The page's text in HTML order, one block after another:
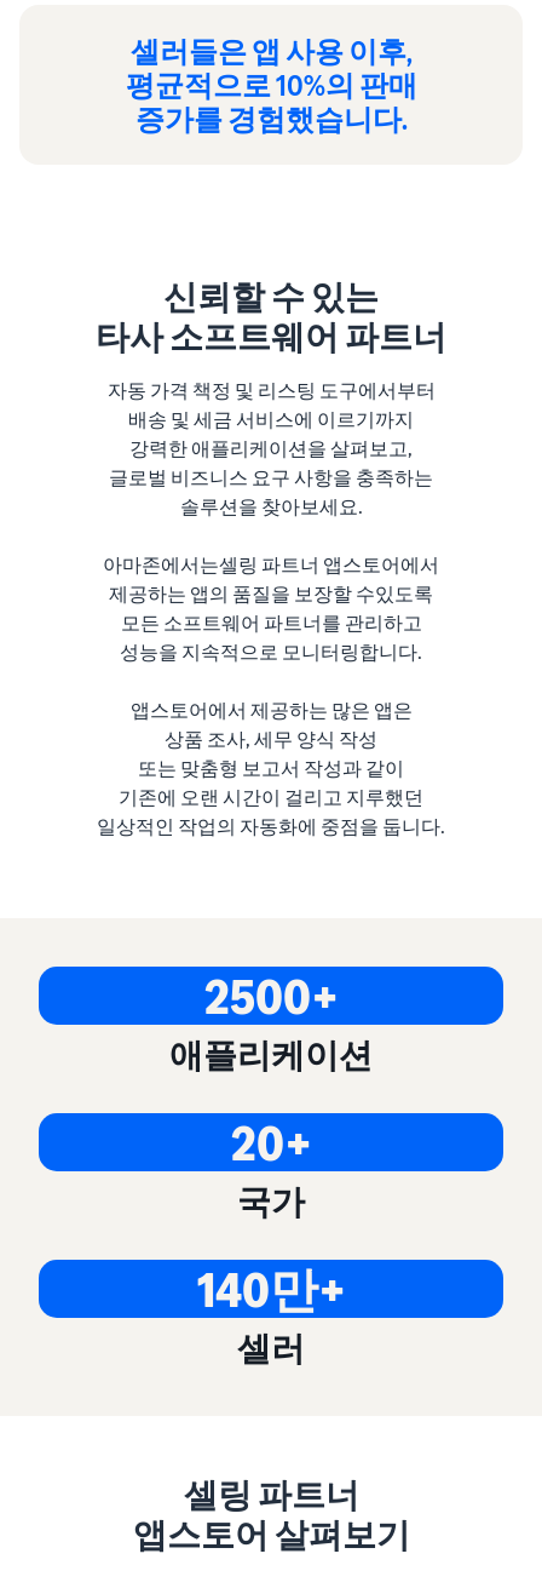
셀러들은 앱 사용 이후,
평균적으로 10%의 판매
증가를 경험했습니다.
신뢰할 수 있는
타사 소프트웨어 파트너
자동 가격 책정 및 리스팅 도구에서부터
배송 및 세금 서비스에 이르기까지
강력한 애플리케이션을 살펴보고,
글로벌 비즈니스 요구 사항을 충족하는
솔루션을 찾아보세요.
아마존에서는셀링 파트너 앱스토어에서
제공하는 앱의 품질을 보장할 수있도록
모든 소프트웨어 파트너를 관리하고
성능을 지속적으로 모니터링합니다.
앱스토어에서 제공하는 많은 앱은
상품 조사, 세무 양식 작성
또는 맞춤형 보고서 작성과 같이
기존에 오랜 시간이 걸리고 지루했던
일상적인 작업의 자동화에 중점을 둡니다.
2500+
애플리케이션
20+
국가
140만+
셀러
셀링 파트너
앱스토어 살펴보기